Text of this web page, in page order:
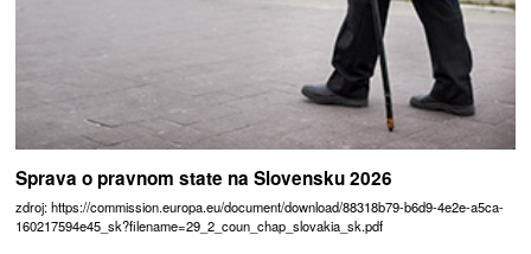
Sprava o pravnom state na Slovensku 2026
zdroj: https://commission.europa.eu/document/download/88318b79-b6d9-4e2e-a5ca-
160217594e45_sk?filename=29_2_coun_chap_slovakia_sk.pdf